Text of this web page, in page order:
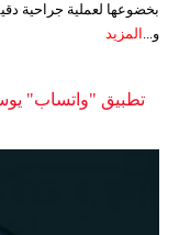
بخضوعها لعملية جراحية
و... المزيد
تطبيق "واتساب"